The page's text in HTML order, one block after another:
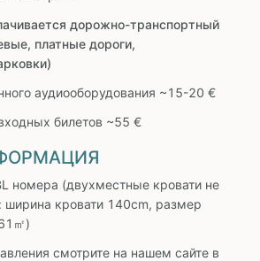
дорожно-транспортный
платные дороги,
аудиооборудования ~15-20 €
билетов ~55 €
номера (двухместные кровати не
ширина кровати 140cm, размер
㎡)
смотрите на нашем сайте в